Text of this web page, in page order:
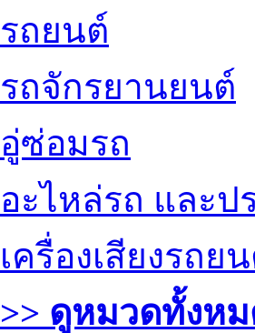
รถยนต์
รถจักรยานยนต์
อู่ซ่อมรถ
อะไหล่รถ และป
เครื่องเสียงรถย
>> ดูหมวดทั้งห